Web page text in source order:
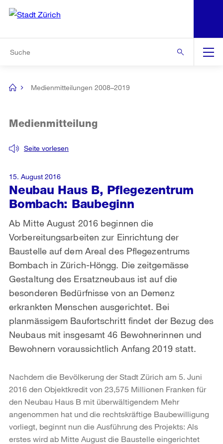
Navigation
[no
Medienmitteilungen 2008–2019
Neubau Haus B, Pflegezentrum
Bombach: Baubeginn
Seite vorlesen
Medienmitteilung
Ab Mitte August 2016 beginnen die
Vorbereitungsarbeiten zur Einrichtung der
Baustelle auf dem Areal des Pflegezentrums
Bombach in Zürich-Höngg. Die zeitgemässe
Gestaltung des Ersatzneubaus ist auf die
besonderen Bedürfnisse von an Demenz
erkrankten Menschen ausgerichtet. Bei
planmässigem Baufortschritt findet der Bezug des
Neubaus mit insgesamt 46 Bewohnerinnen und
Bewohnern voraussichtlich Anfang 2019 statt.
15. August 2016
Nachdem die Bevölkerung der Stadt Zürich am 5. Juni
2016 den Objektkredit von 23,575 Millionen Franken für
den Neubau Haus B mit überwältigendem Mehr
angenommen hat und die rechtskräftige Baubewilligung
vorliegt, beginnt nun die Ausführung des Projekts: Als
erstes wird ab Mitte August die Baustelle eingerichtet